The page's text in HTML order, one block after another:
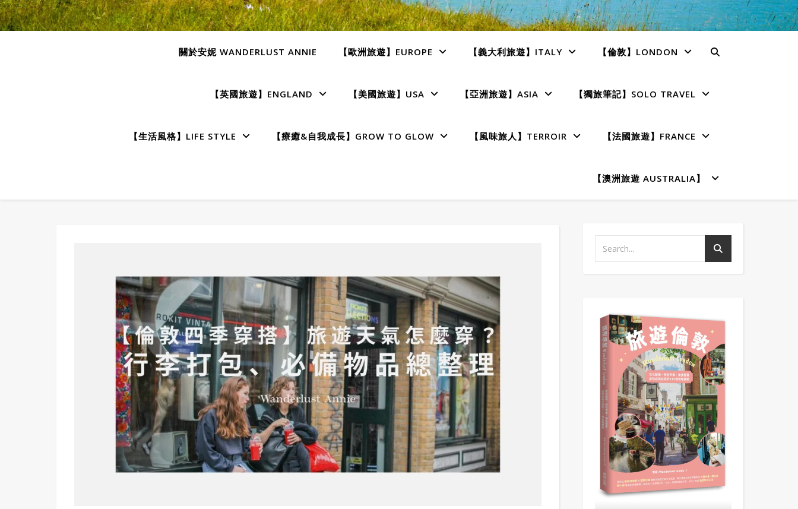
關於安妮 WANDERLUST ANNIE 【歐洲旅遊】EUROPE 【義大利旅遊】ITALY 【倫敦】LONDON
【英國旅遊】ENGLAND 【美國旅遊】USA 【亞洲旅遊】ASIA 【獨旅筆記】SOLO TRAVEL
【生活風格】LIFE STYLE 【療癒&自我成長】GROW TO GLOW 【風味旅人】TERROIR 【法國旅遊】FRANCE
【澳洲旅遊 AUSTRALIA】